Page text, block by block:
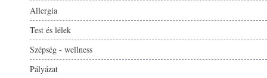
Allergia
Test és lélek
Szépség - wellness
Pályázat